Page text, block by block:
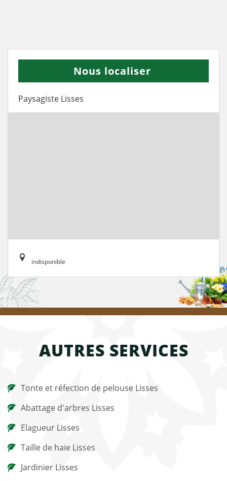
Nous localiser
Paysagiste Lisses
indisponible
AUTRES SERVICES
Tonte et réfection de pelouse Lisses
Abattage d'arbres Lisses
Elagueur Lisses
Taille de haie Lisses
Jardinier Lisses